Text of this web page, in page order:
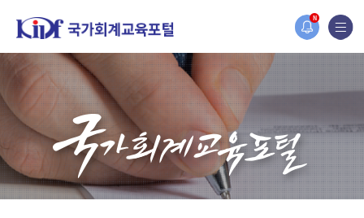
N
홈페이지가 새롭게 개편되었습니다.
한국조세재정연구원홈페이지가 새롭게 개설되었습니다.